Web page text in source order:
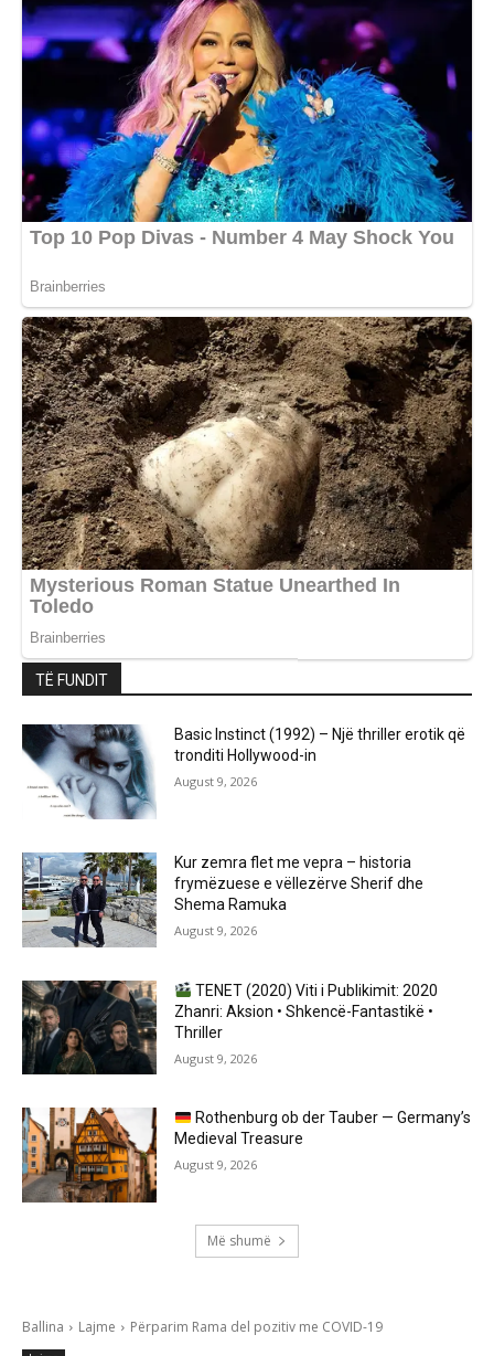
TË FUNDIT
Basic Instinct (1992) – Një thriller erotik që
tronditi Hollywood-in
August 9, 2026
Kur zemra flet me vepra – historia
frymëzuese e vëllezërve Sherif dhe
Shema Ramuka
August 9, 2026
TENET (2020) Viti i Publikimit: 2020
Zhanri: Aksion • Shkencë-Fantastikë •
Thriller
August 9, 2026
Rothenburg ob der Tauber — Germany’s
Medieval Treasure
August 9, 2026
Më shumë